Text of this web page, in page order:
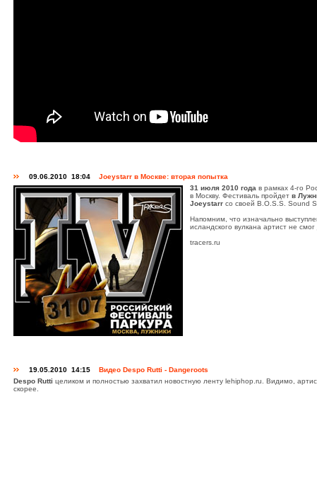
09.06.2010 18:04 Joeystarr в Москве: вторая попытка
31 июля 2010 года в рамках 4-го
в Москву. Фестиваль пройдет в
Joeystarr со своей B.O.S.S. Sound
Напомним, что изначально
исландского вулкана артист не
tracers.ru
19.05.2010 14:15 Видео Despo Rutti - Dangeroots
Despo Rutti целиком и полностью захватил новостную ленту lehiphop.ru. Видимо,
скорее.